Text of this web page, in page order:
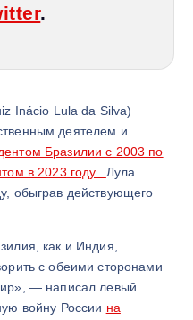
.
Inácio Lula da Silva)
деятелем и
Бразилии с 2003 по
в 2023 году. Лула
обыграв действующего
как и Индия,
с обеими сторонами
— написал левый
войну России на